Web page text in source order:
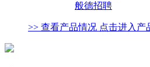
般德招聘
>> 查看产品情况 点击进入产